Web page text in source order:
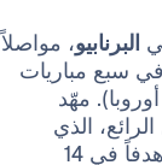
، مواصلاً
ثنائية، رافعا رصيده إلى 18 هدفاً في 14